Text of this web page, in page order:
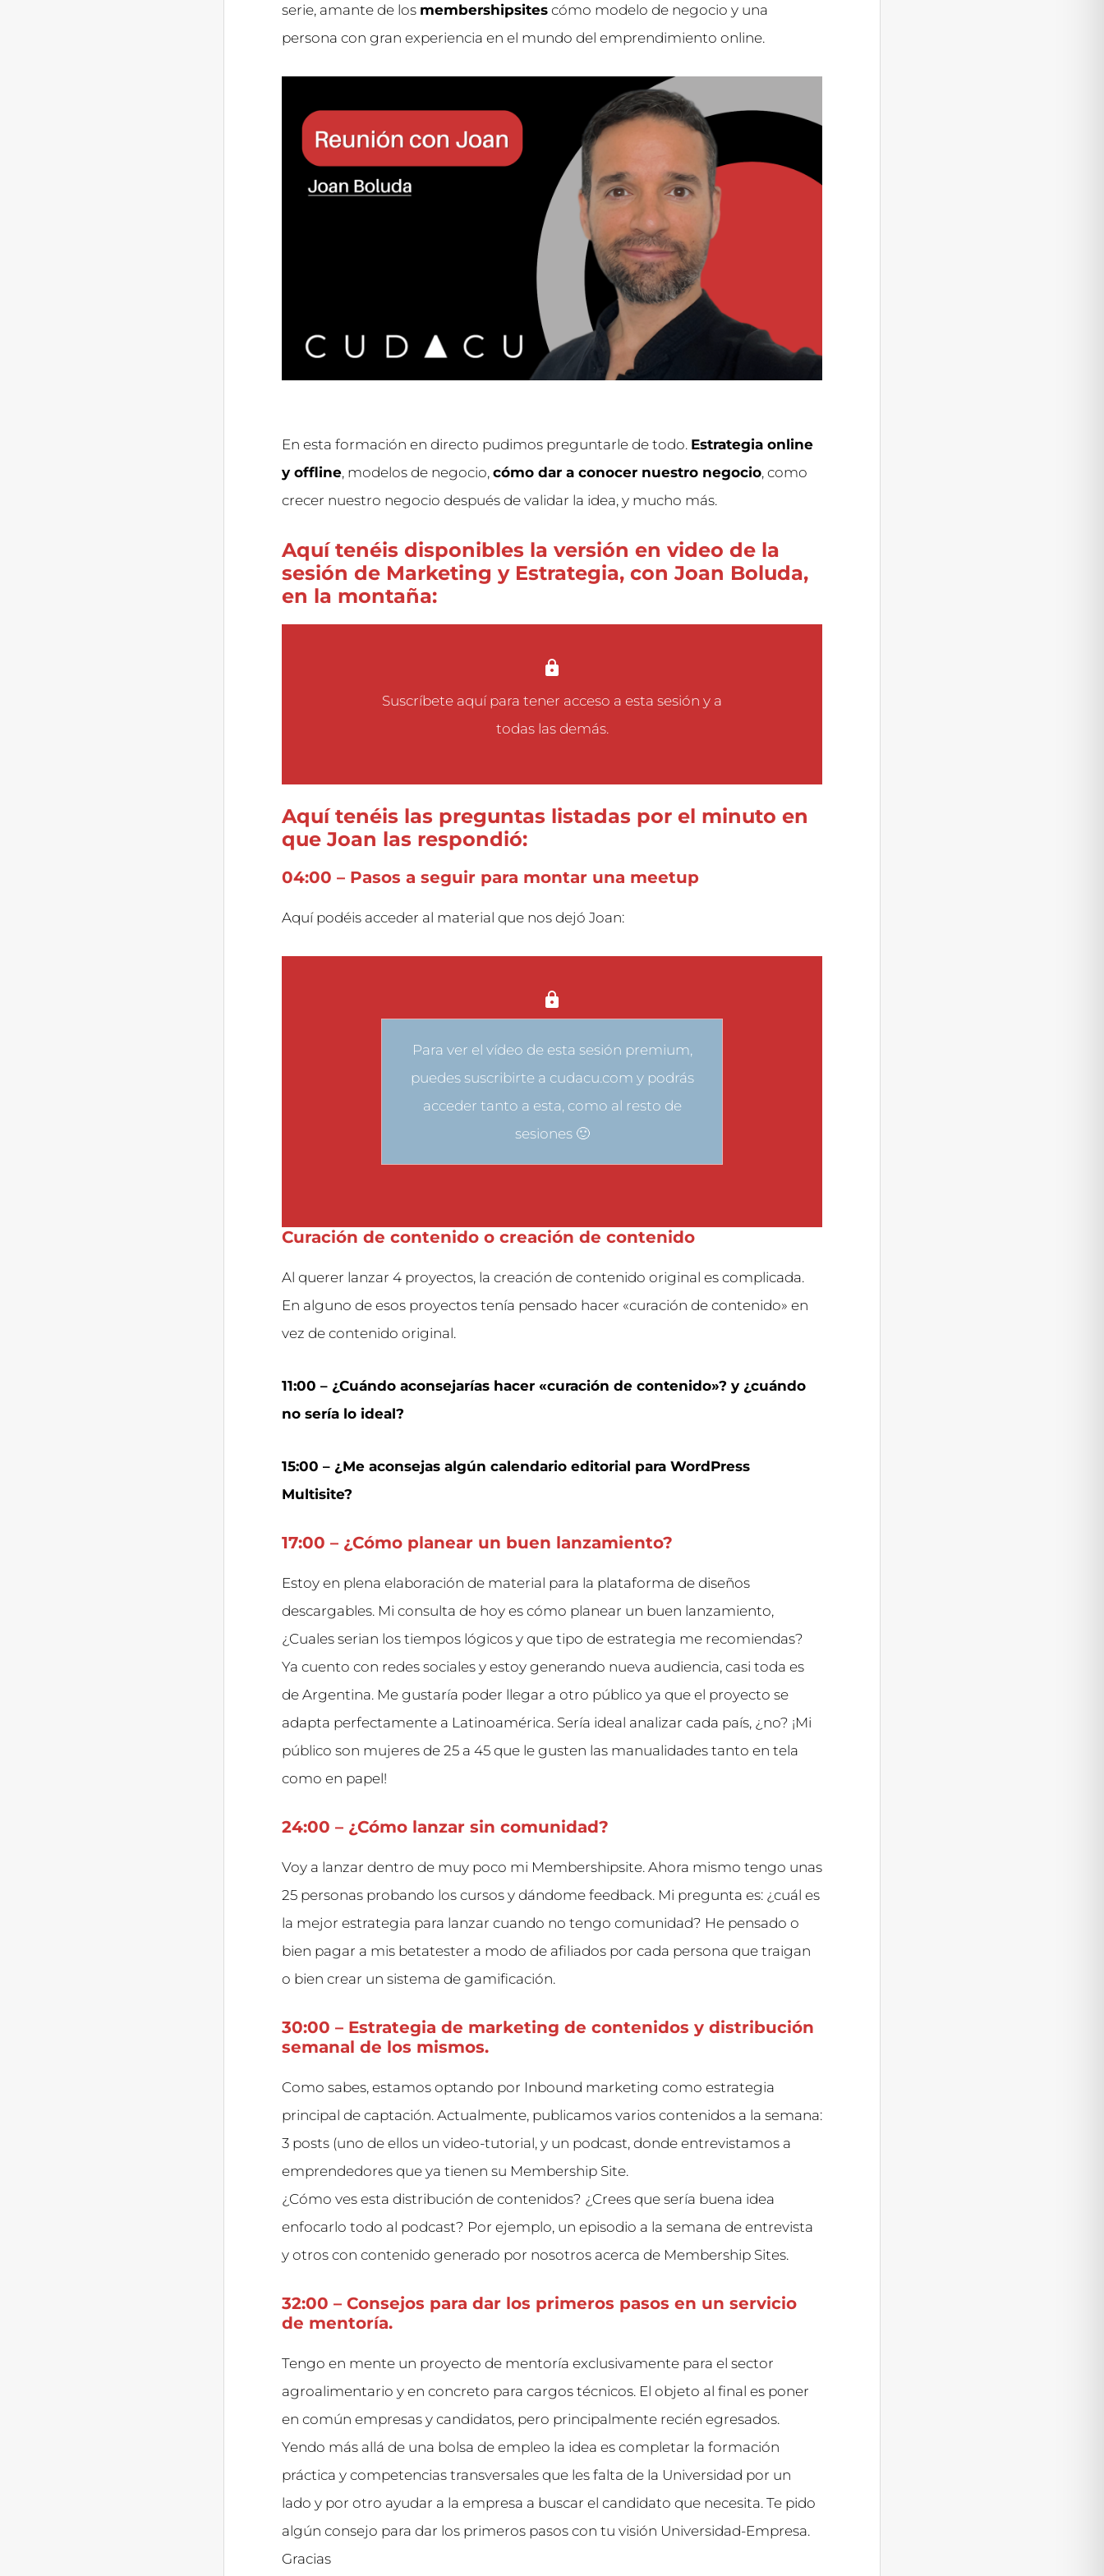
serie, amante de los membershipsites cómo modelo de negocio y una
persona con gran experiencia en el mundo del emprendimiento online.
En esta formación en directo pudimos preguntarle de todo. Estrategia online
y offline, modelos de negocio, cómo dar a conocer nuestro negocio, como
crecer nuestro negocio después de validar la idea, y mucho más.
Aquí tenéis disponibles la versión en video de la
sesión de Marketing y Estrategia, con Joan Boluda,
en la montaña:
Suscríbete aquípara tener acceso a esta sesión y a
todas las demás.
Aquí tenéis las preguntas listadas por el minuto en
que Joan las respondió:
04:00 – Pasos a seguir para montar una meetup
Aquí podéis acceder al material que nos dejó Joan:
Para ver el vídeo de esta sesión premium,
puedes suscribirte a cudacu.com y podrás
acceder tanto a esta, como al resto de
sesiones 🙂
Curación de contenido o creación de contenido
Al querer lanzar 4 proyectos, la creación de contenido original es complicada.
En alguno de esos proyectos tenía pensado hacer «curación de contenido» en
vez de contenido original.
11:00 – ¿Cuándo aconsejarías hacer «curación de contenido»? y ¿cuándo
no sería lo ideal?
15:00 – ¿Me aconsejas algún calendario editorial para WordPress
Multisite?
17:00 – ¿Cómo planear un buen lanzamiento?
Estoy en plena elaboración de material para la plataforma de diseños
descargables. Mi consulta de hoy es cómo planear un buen lanzamiento,
¿Cuales serian los tiempos lógicos y que tipo de estrategia me recomiendas?
Ya cuento con redes sociales y estoy generando nueva audiencia, casi toda es
de Argentina. Me gustaría poder llegar a otro público ya que el proyecto se
adapta perfectamente a Latinoamérica. Sería ideal analizar cada país, ¿no? ¡Mi
público son mujeres de 25 a 45 que le gusten las manualidades tanto en tela
como en papel!
24:00 – ¿Cómo lanzar sin comunidad?
Voy a lanzar dentro de muy poco mi Membershipsite. Ahora mismo tengo unas
25 personas probando los cursos y dándome feedback. Mi pregunta es: ¿cuál es
la mejor estrategia para lanzar cuando no tengo comunidad? He pensado o
bien pagar a mis betatester a modo de afiliados por cada persona que traigan
o bien crear un sistema de gamificación.
30:00 – Estrategia de marketing de contenidos y distribución
semanal de los mismos.
Como sabes, estamos optando por Inbound marketing como estrategia
principal de captación. Actualmente, publicamos varios contenidos a la semana:
3 posts (uno de ellos un video-tutorial, y un podcast, donde entrevistamos a
emprendedores que ya tienen su Membership Site.
¿Cómo ves esta distribución de contenidos? ¿Crees que sería buena idea
enfocarlo todo al podcast? Por ejemplo, un episodio a la semana de entrevista
y otros con contenido generado por nosotros acerca de Membership Sites.
32:00 – Consejos para dar los primeros pasos en un servicio
de mentoría.
Tengo en mente un proyecto de mentoría exclusivamente para el sector
agroalimentario y en concreto para cargos técnicos. El objeto al final es poner
en común empresas y candidatos, pero principalmente recién egresados.
Yendo más allá de una bolsa de empleo la idea es completar la formación
práctica y competencias transversales que les falta de la Universidad por un
lado y por otro ayudar a la empresa a buscar el candidato que necesita. Te pido
algún consejo para dar los primeros pasos con tu visión Universidad-Empresa.
Gracias